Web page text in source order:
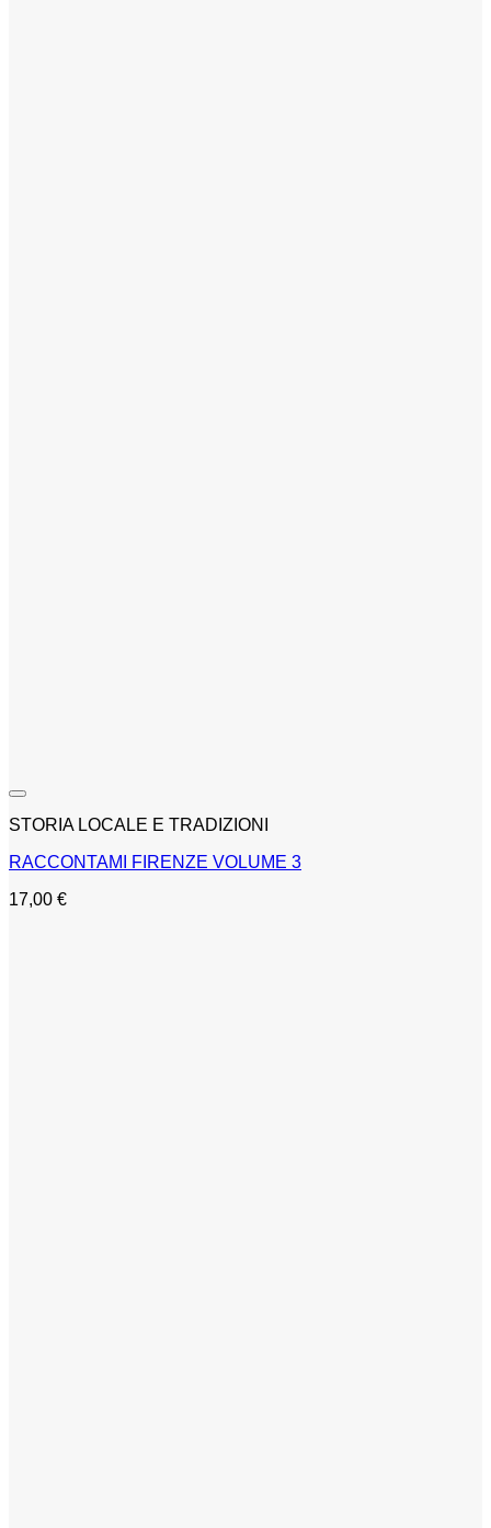
STORIA LOCALE E TRADIZIONI
RACCONTAMI FIRENZE VOLUME 3
17,00 €